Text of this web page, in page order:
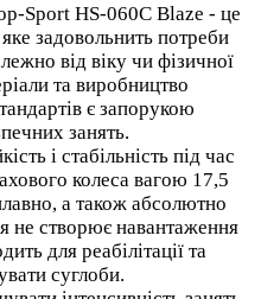
Sport HS-060C Blaze - це
задовольнить потреби
від віку чи фізичної
та виробництво
є запорукою
занять.
і стабільність під час
колеса вагою 17,5
а також абсолютно
не створює навантаження
для реабілітації та
суглоби.